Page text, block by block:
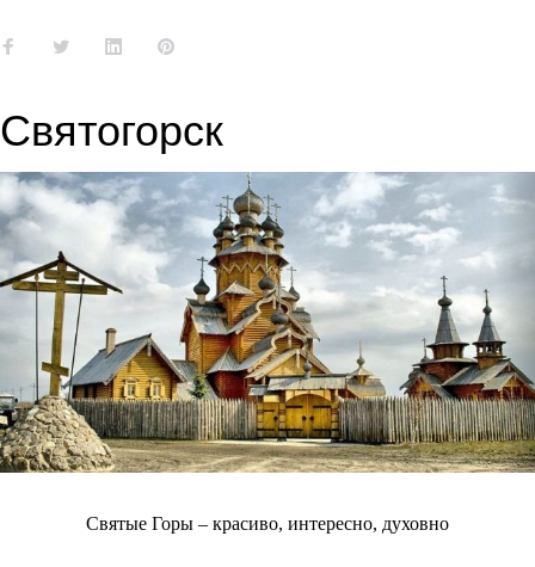
FacebookTwitter LinkedIn
Святогорск
Святые Горы – красиво, интересно, духовно